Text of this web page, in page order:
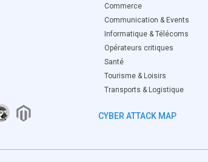
Commerce
Communication & Events
Informatique & Télécoms
Opérateurs critiques
Santé
Tourisme & Loisirs
Transports & Logistique
CYBER ATTACK MAP